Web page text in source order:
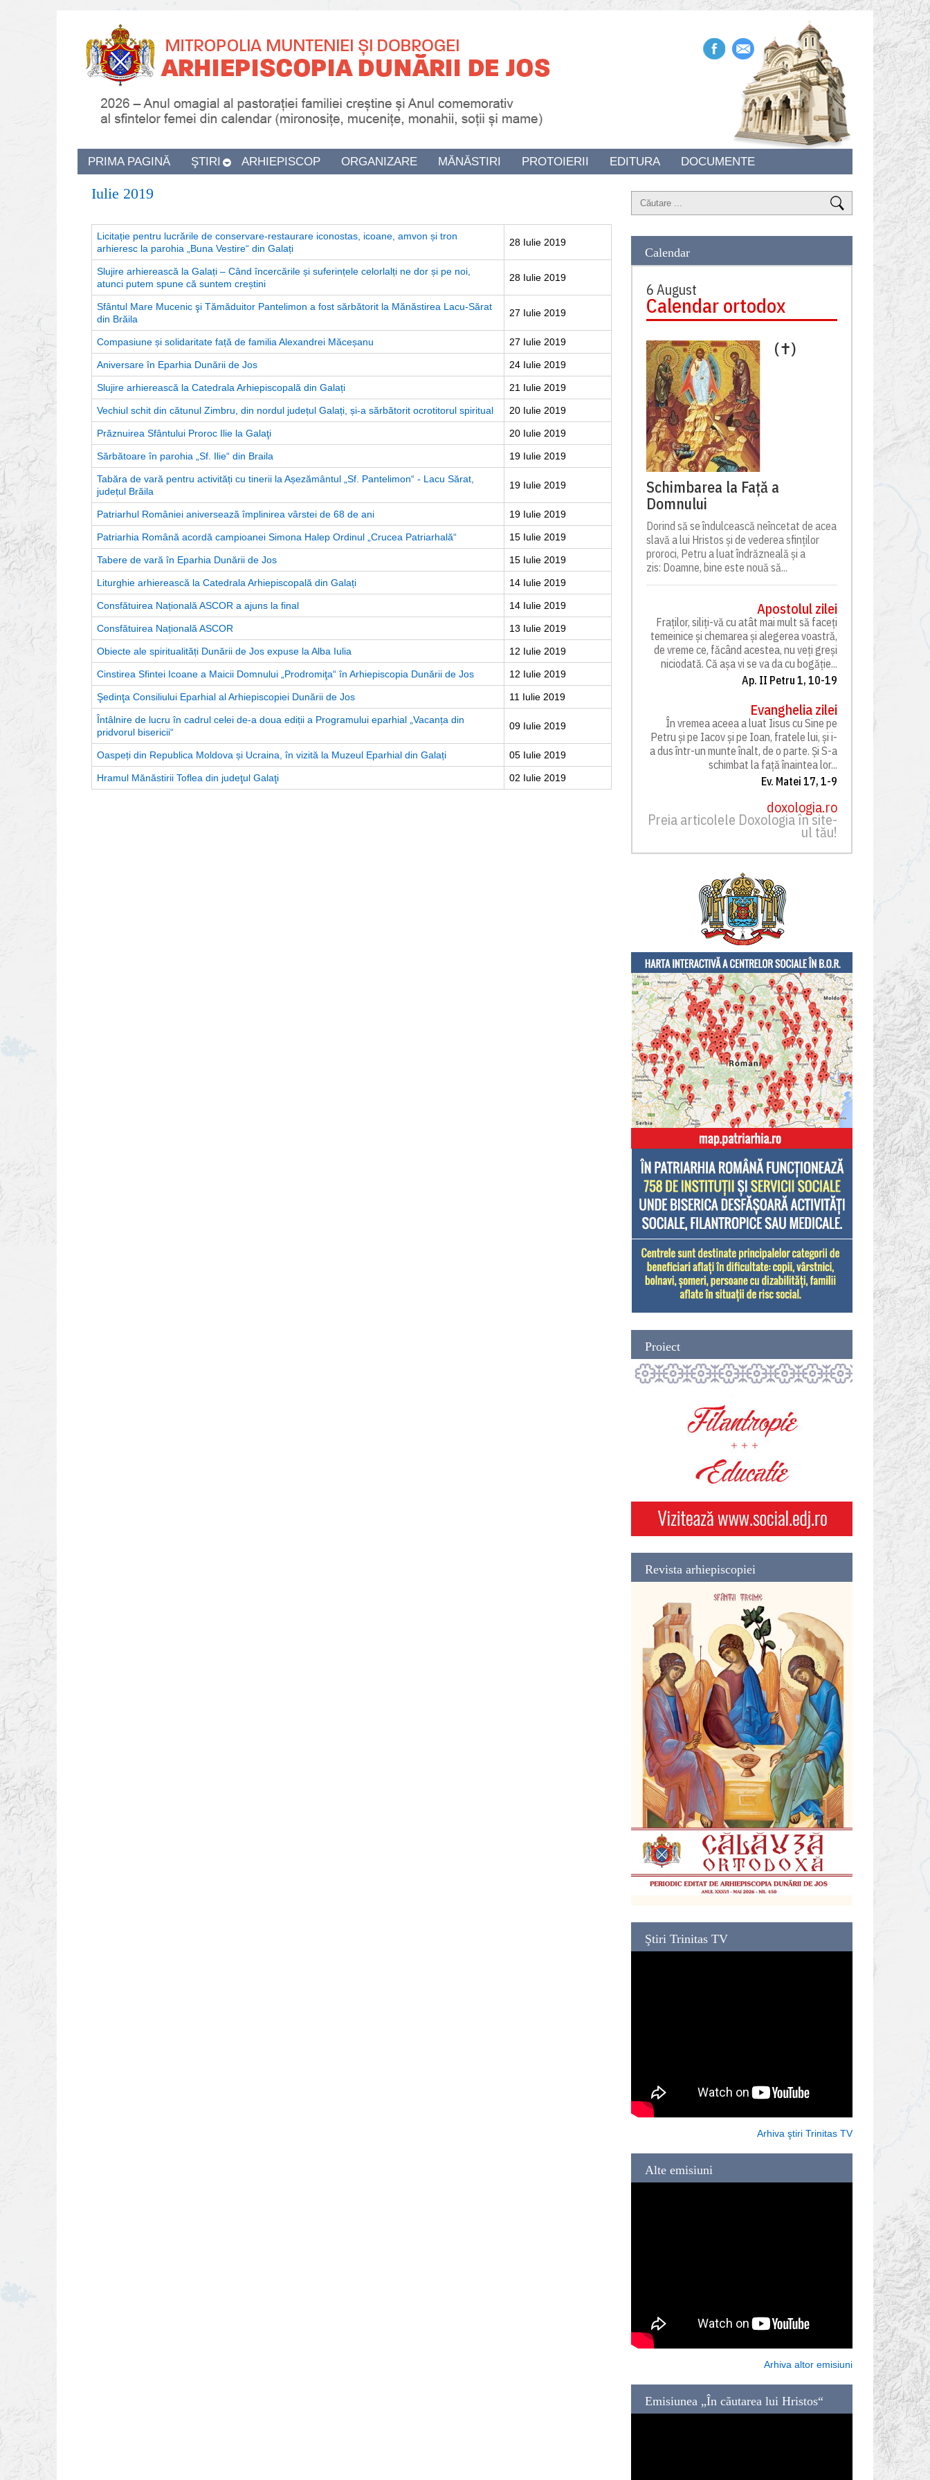
PRIMA PAGINĂ ŞTIRI ARHIEPISCOP ORGANIZARE MĂNĂSTIRI PROTOIERII EDITURA DOCUMENTE
Iulie 2019
Licitație pentru lucrările de conservare-restaurare iconostas, icoane, amvon și tron
arhieresc la parohia „Buna Vestire“ din Galați
28 Iulie 2019
Slujire arhierească la Galați – Când încercările și suferințele celorlalți ne dor și pe noi,
atunci putem spune că suntem creștini
28 Iulie 2019
Sfântul Mare Mucenic şi Tămăduitor Pantelimon a fost sărbătorit la Mănăstirea Lacu-Sărat
din Brăila
27 Iulie 2019
Compasiune și solidaritate față de familia Alexandrei Măceșanu 27 Iulie 2019
Aniversare în Eparhia Dunării de Jos 24 Iulie 2019
Slujire arhierească la Catedrala Arhiepiscopală din Galați 21 Iulie 2019
Vechiul schit din cătunul Zimbru, din nordul județul Galați, și-a sărbătorit ocrotitorul spiritual 20 Iulie 2019
Prăznuirea Sfântului Proroc Ilie la Galaţi 20 Iulie 2019
Sărbătoare în parohia „Sf. Ilie“ din Braila 19 Iulie 2019
Tabăra de vară pentru activități cu tinerii la Așezământul „Sf. Pantelimon“ - Lacu Sărat,
județul Brăila
19 Iulie 2019
Patriarhul României aniversează împlinirea vârstei de 68 de ani 19 Iulie 2019
Patriarhia Română acordă campioanei Simona Halep Ordinul „Crucea Patriarhală“ 15 Iulie 2019
Tabere de vară în Eparhia Dunării de Jos 15 Iulie 2019
Liturghie arhierească la Catedrala Arhiepiscopală din Galați 14 Iulie 2019
Consfătuirea Națională ASCOR a ajuns la final 14 Iulie 2019
Consfătuirea Națională ASCOR 13 Iulie 2019
Obiecte ale spiritualități Dunării de Jos expuse la Alba Iulia 12 Iulie 2019
Cinstirea Sfintei Icoane a Maicii Domnului „Prodromiţa“ în Arhiepiscopia Dunării de Jos 12 Iulie 2019
Şedinţa Consiliului Eparhial al Arhiepiscopiei Dunării de Jos 11 Iulie 2019
Întâlnire de lucru în cadrul celei de-a doua ediții a Programului eparhial „Vacanța din
pridvorul bisericii“
09 Iulie 2019
Oaspeți din Republica Moldova și Ucraina, în vizită la Muzeul Eparhial din Galați 05 Iulie 2019
Hramul Mănăstirii Toflea din judeţul Galaţi 02 Iulie 2019
Calendar
6 August
Calendar ortodox
(✝)
Schimbarea la Față a
Domnului
Dorind să se îndulcească neîncetat de acea
slavă a lui Hristos și de vederea sfinților
proroci, Petru a luat îndrăzneală și a
zis: Doamne, bine este nouă să...
Apostolul zilei
Fraților, siliți-vă cu atât mai mult să faceți
temeinice și chemarea și alegerea voastră,
de vreme ce, făcând acestea, nu veți greși
niciodată. Că așa vi se va da cu bogăție...
Ap. II Petru 1, 10-19
Evanghelia zilei
În vremea aceea a luat Iisus cu Sine pe
Petru și pe Iacov și pe Ioan, fratele lui, și i-
a dus într-un munte înalt, de o parte. Și S-a
schimbat la față înaintea lor...
Ev. Matei 17, 1-9
doxologia.ro
Preia articolele Doxologia în site-
ul tău!
Proiect
Revista arhiepiscopiei
Ştiri Trinitas TV
Arhiva ştiri Trinitas TV
Alte emisiuni
Arhiva altor emisiuni
Emisiunea „În căutarea lui Hristos“